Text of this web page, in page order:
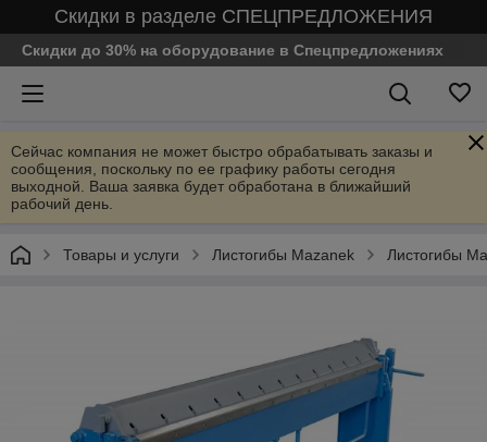
Скидки в разделе СПЕЦПРЕДЛОЖЕНИЯ
Скидки до 30% на оборудование в Спецпредложениях
Сейчас компания не может быстро обрабатывать заказы и
сообщения, поскольку по ее графику работы сегодня
выходной. Ваша заявка будет обработана в ближайший
рабочий день.
Товары и услуги Листогибы Mazanek Листогибы